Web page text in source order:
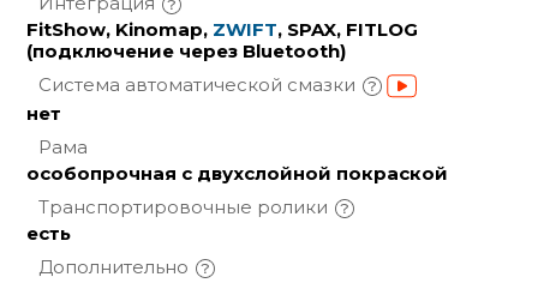
FitShow, Kinomap, ZWIFT, SPAX, FITLOG
(подключение через Bluetooth)
Система автоматической смазки
нет
Рама
особопрочная с двухслойной покраской
Транспортировочные ролики
есть
Дополнительно